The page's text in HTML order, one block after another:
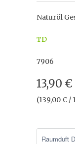
Naturöl
TD
7906
13,90 €
(139,00 € /